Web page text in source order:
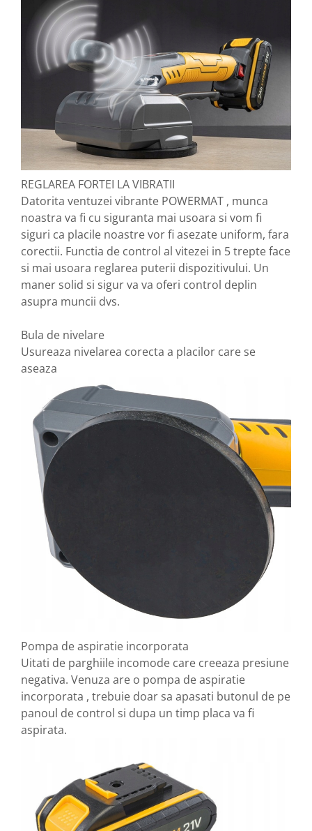
REGLAREA FORTEI LA VIBRATII
Datorita ventuzei vibrante POWERMAT , munca
noastra va fi cu siguranta mai usoara si vom fi
siguri ca placile noastre vor fi asezate uniform, fara
corectii. Functia de control al vitezei in 5 trepte face
si mai usoara reglarea puterii dispozitivului. Un
maner solid si sigur va va oferi control deplin
asupra muncii dvs.
Bula de nivelare
Usureaza nivelarea corecta a placilor care se
aseaza
Pompa de aspiratie incorporata
Uitati de parghiile incomode care creeaza presiune
negativa. Venuza are o pompa de aspiratie
incorporata , trebuie doar sa apasati butonul de pe
panoul de control si dupa un timp placa va fi
aspirata.